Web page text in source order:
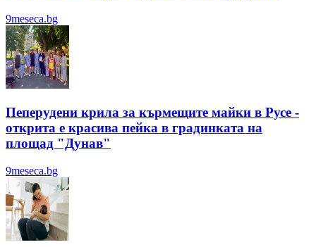
9meseca.bg
Пеперудени крила за кърмещите майки в Русе -
открита е красива пейка в градинката на
площад "Дунав"
9meseca.bg